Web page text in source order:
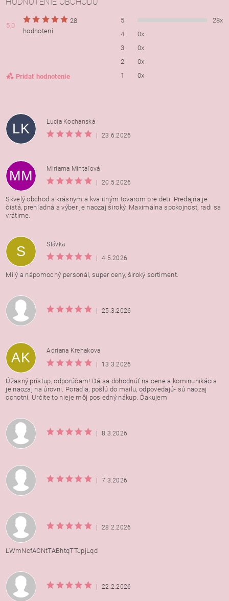
5,0
28
hodnotení
Pridať hodnotenie
5
28x
4
0x
3
0x
2
0x
1
0x
Vložením hodnotenie súhlasíte s
osobných údajov
LK
Lucia Kochanská
|
23.6.2026
MM
Miriama Mintaľová
|
20.5.2026
Skvelý obchod s krásnym a kvalitným tovarom pre deti. Predajňa je
čistá, prehľadná a výber je naozaj široký. Maximálna spokojnosť, radi sa
vrátime.
S
Slávka
|
4.5.2026
Milý a nápomocný personál, super ceny, široký sortiment.
| 25.3.2026
AK
Adriana Krehakova
|
13.3.2026
Úžasný prístup, odporúčam! Dá sa dohodnúť na cene a kominunikácia
je naozaj na úrovni. Poradia, pošlú do mailu, odpovedajú- sú naozaj
ochotní. Určite to nieje môj posledný nákup. Ďakujem
| 8.3.2026
| 7.3.2026
| 28.2.2026
LWmNcfACNtTABhtqTTJpjLqd
| 22.2.2026